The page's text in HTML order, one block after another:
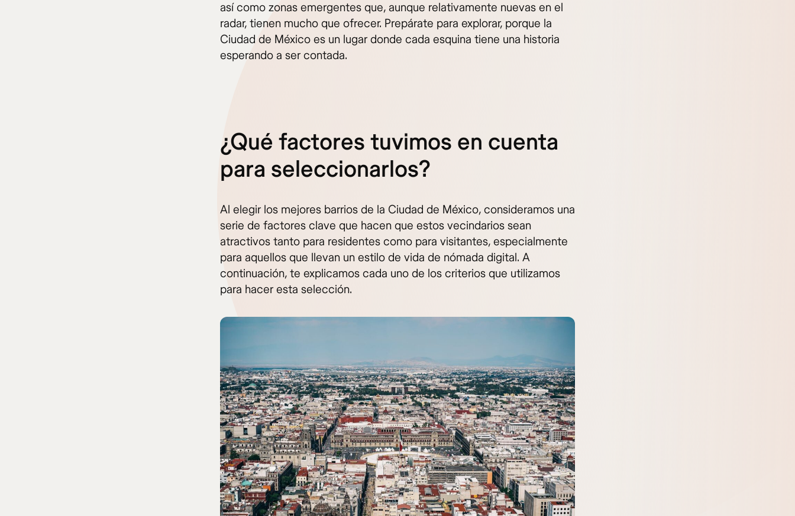
así como zonas emergentes que, aunque relativamente nuevas en el
radar, tienen mucho que ofrecer. Prepárate para explorar, porque la
Ciudad de México es un lugar donde cada esquina tiene una historia
esperando a ser contada.
¿Qué factores tuvimos en cuenta
para seleccionarlos?
Al elegir los mejores barrios de la Ciudad de México, consideramos una
serie de factores clave que hacen que estos vecindarios sean
atractivos tanto para residentes como para visitantes, especialmente
para aquellos que llevan un estilo de vida de nómada digital. A
continuación, te explicamos cada uno de los criterios que utilizamos
para hacer esta selección.